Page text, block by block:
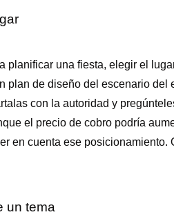
planificar una fiesta, elegir el
plan de diseño del escenario
con la autoridad y
el precio de cobro podría
en cuenta ese
un tema